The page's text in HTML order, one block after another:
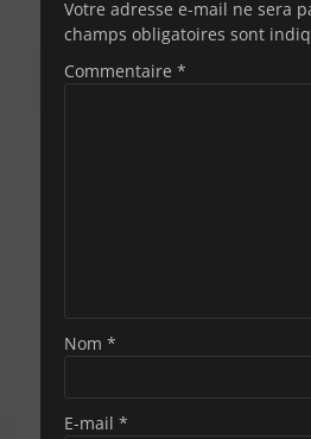
Votre adresse e-mail ne sera
champs obligatoires sont
Commentaire *
Nom *
E-mail *